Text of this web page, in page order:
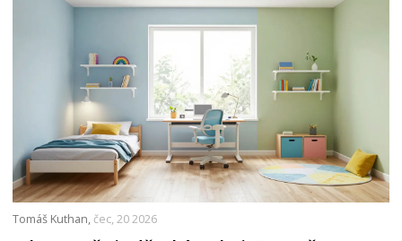
Tomáš Kuthan, čec, 20 2026